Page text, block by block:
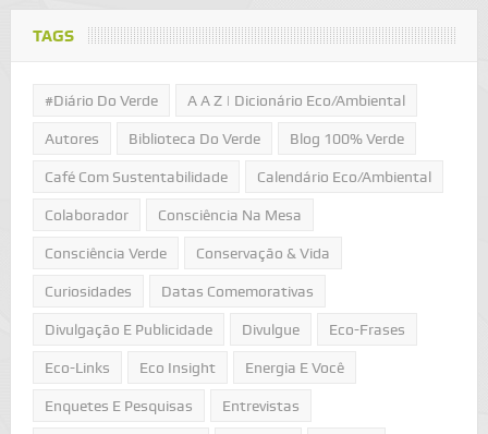
TAGS
#Diário Do Verde A A Z | Dicionário Eco/Ambiental
Autores Biblioteca Do Verde Blog 100% Verde
Café Com Sustentabilidade Calendário Eco/Ambiental
Colaborador Consciência Na Mesa
Consciência Verde Conservação & Vida
Curiosidades Datas Comemorativas
Divulgação E Publicidade Divulgue Eco-Frases
Eco-Links Eco Insight Energia E Você
Enquetes E Pesquisas Entrevistas